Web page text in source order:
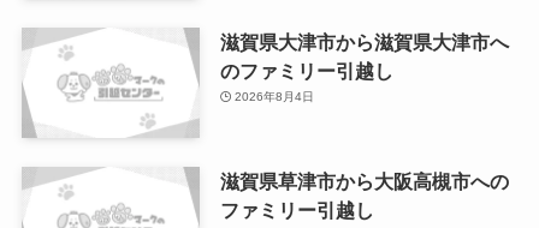
滋賀県大津市から滋賀県大津市へ
のファミリー引越し
2026年8月4日
滋賀県草津市から大阪高槻市への
ファミリー引越し